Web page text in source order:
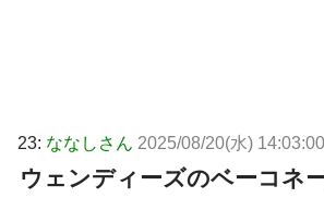
23: ななしさん 2025/08/20(水)
ウェンディーズのベーコネ